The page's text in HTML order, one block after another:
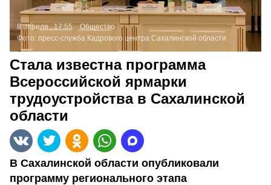
8 апреля , 17:55
Общество
Фото: пресс-служба Кадрового центра Сахалинской области
Стала известна программа
Всероссийской ярмарки
трудоустройства в Сахалинской
области
В Сахалинской области опубликовали
программу регионального этапа